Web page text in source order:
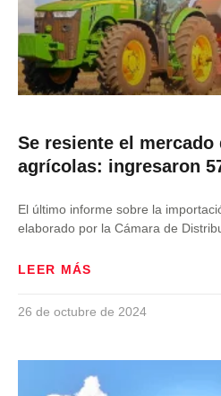
Se resiente el
agrícolas: ingresaron
El último informe sobre la
elaborado por la Cámara de
LEER MÁS
26 de octubre de 2024